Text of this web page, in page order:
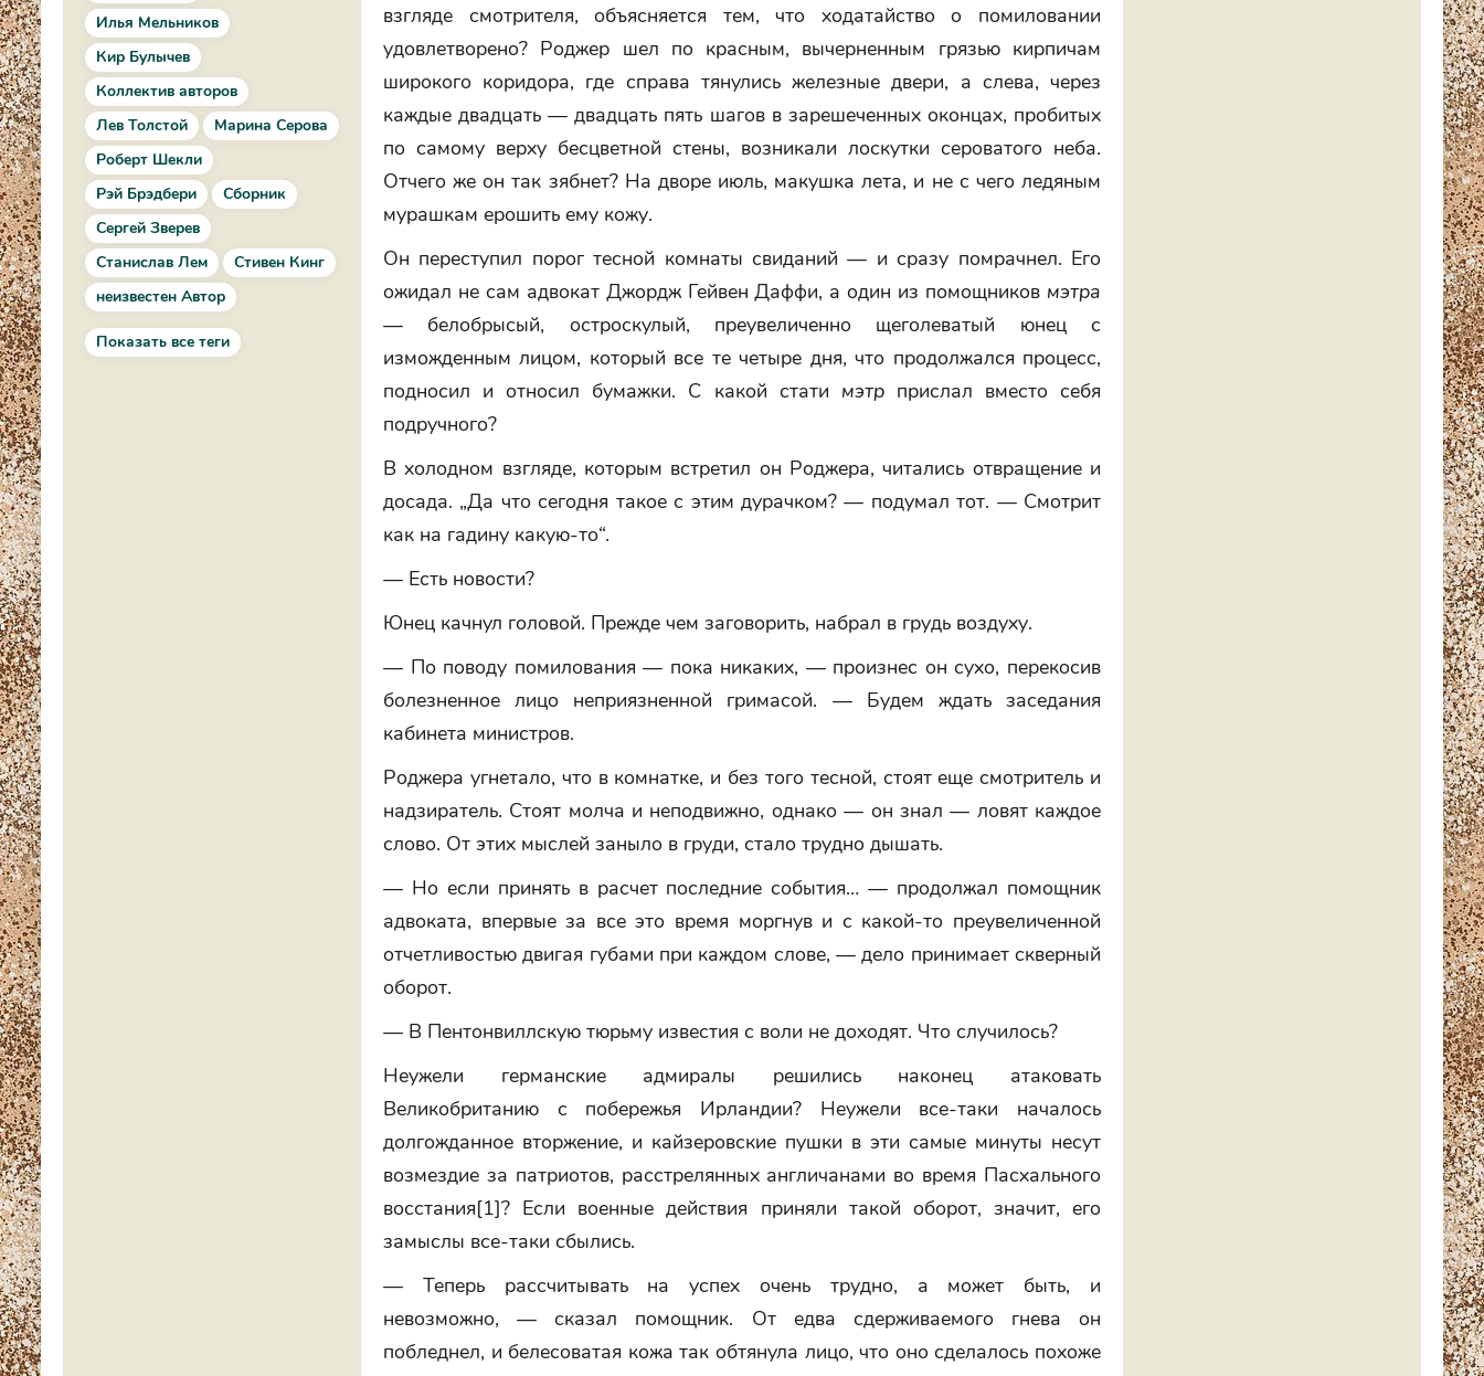
Илья Мельников
Кир Булычев
Коллектив авторов
Лев Толстой
Марина Серова
Роберт Шекли
Рэй Брэдбери
Сборник
Сергей Зверев
Станислав Лем
Стивен Кинг
неизвестен Автор
Показать все теги
взгляде смотрителя, объясняется тем, что ходатайство о помиловании
удовлетворено? Роджер шел по красным, вычерненным грязью кирпичам
широкого коридора, где справа тянулись железные двери, а слева, через
каждые двадцать — двадцать пять шагов в зарешеченных оконцах, пробитых
по самому верху бесцветной стены, возникали лоскутки сероватого неба.
Отчего же он так зябнет? На дворе июль, макушка лета, и не с чего ледяным
мурашкам ерошить ему кожу.
Он переступил порог тесной комнаты свиданий — и сразу помрачнел. Его
ожидал не сам адвокат Джордж Гейвен Даффи, а один из помощников мэтра
— белобрысый, остроскулый, преувеличенно щеголеватый юнец с
изможденным лицом, который все те четыре дня, что продолжался процесс,
подносил и относил бумажки. С какой стати мэтрприслал вместо себя
подручного?
В холодном взгляде, которым встретил он Роджера, читались отвращение и
досада. „Да что сегодня такое с этим дурачком? — подумал тот. — Смотрит
как на гадину какую-то“.
— Есть новости?
Юнец качнул головой. Прежде чем заговорить, набрал в грудь воздуху.
— По поводу помилования — пока никаких, — произнес он сухо, перекосив
болезненное лицо неприязненной гримасой. — Будем ждать заседания
кабинета министров.
Роджера угнетало, что в комнатке, и без того тесной, стоят еще смотритель и
надзиратель. Стоят молча и неподвижно, однако — он знал — ловят каждое
слово. От этих мыслей заныло в груди, стало трудно дышать.
— Но если принять в расчет последние события… — продолжал помощник
адвоката, впервые за все это время моргнув и с какой-то преувеличенной
отчетливостью двигая губами при каждом слове, — дело принимает скверный
оборот.
— В Пентонвиллскую тюрьму известия с воли не доходят. Что случилось?
Неужели германские адмиралы решились наконец атаковать
Великобританию с побережья Ирландии? Неужели все-таки началось
долгожданное вторжение, и кайзеровские пушки в эти самые минуты несут
возмездие за патриотов, расстрелянных англичанами во время Пасхального
восстания[1]? Если военные действия приняли такой оборот, значит, его
замыслы все-таки сбылись.
— Теперь рассчитывать на успех очень трудно, а может быть, и
невозможно, — сказал помощник. От едва сдерживаемого гнева он
побледнел, и белесоватая кожа так обтянула лицо, что оно сделалось похоже